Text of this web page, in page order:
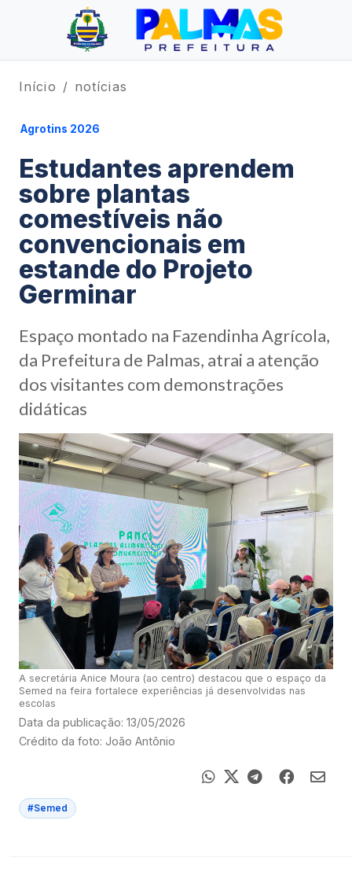
Início notícias
Agrotins 2026
Estudantes aprendem
sobre plantas
comestíveis não
convencionais em
estande do Projeto
Germinar
Espaço montado na Fazendinha Agrícola,
da Prefeitura de Palmas, atrai a atenção
dos visitantes com demonstrações
didáticas
A secretária Anice Moura (ao centro) destacou que o espaço da
Semed na feira fortalece experiências já desenvolvidas nas
escolas
Data da publicação: 13/05/2026
Crédito da foto: João Antônio
#Semed